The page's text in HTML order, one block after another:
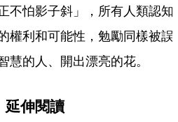
不怕影子斜」，所有人類認知
權利和可能性，勉勵同樣被誤
慧的人、開出漂亮的花。
延伸閱讀